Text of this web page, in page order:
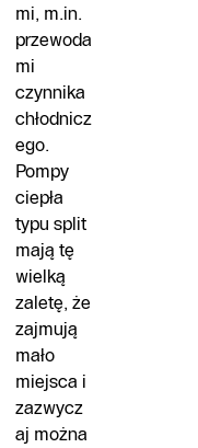
mi, m.in.
przewoda
mi
czynnika
chłodnicz
ego.
Pompy
ciepła
typu split
mają tę
wielką
zaletę, że
zajmują
mało
miejsca i
zazwycz
aj można